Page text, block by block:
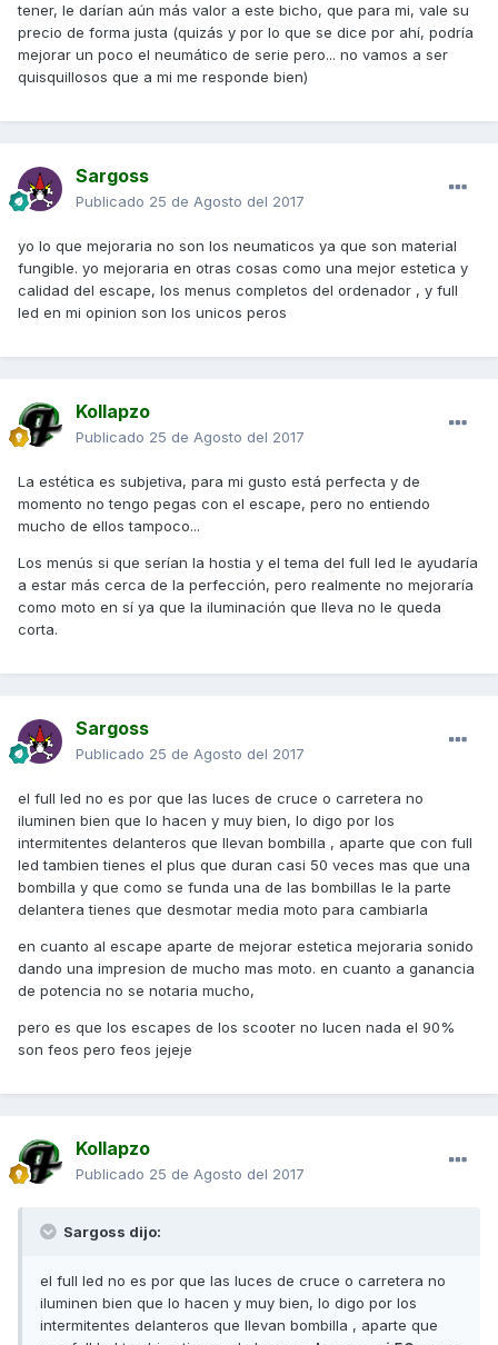
tener, le darían aún más valor a este bicho, que para mi, vale su
precio de forma justa (quizás y por lo que se dice por ahí, podría
mejorar un poco el neumático de serie pero... no vamos a ser
quisquillosos que a mi me responde bien)
Sargoss
Publicado 25 de Agosto del 2017
yo lo que mejoraria no son los neumaticos ya que son material
fungible. yo mejoraria en otras cosas como una mejor estetica y
calidad del escape, los menus completos del ordenador , y full
led en mi opinion son los unicos peros
Kollapzo
Publicado 25 de Agosto del 2017
La estética es subjetiva, para mi gusto está perfecta y de
momento no tengo pegas con el escape, pero no entiendo
mucho de ellos tampoco...
Los menús si que serían la hostia y el tema del full led le ayudaría
a estar más cerca de la perfección, pero realmente no mejoraría
como moto en sí ya que la iluminación que lleva no le queda
corta.
Sargoss
Publicado 25 de Agosto del 2017
el full led no es por que las luces de cruce o carretera no
iluminen bien que lo hacen y muy bien, lo digo por los
intermitentes delanteros que llevan bombilla , aparte que con full
led tambien tienes el plus que duran casi 50 veces mas que una
bombilla y que como se funda una de las bombillas le la parte
delantera tienes que desmotar media moto para cambiarla
en cuanto al escape aparte de mejorar estetica mejoraria sonido
dando una impresion de mucho mas moto. en cuanto a ganancia
de potencia no se notaria mucho,
pero es que los escapes de los scooter no lucen nada el 90%
son feos pero feos jejeje
Kollapzo
Publicado 25 de Agosto del 2017
Sargoss dijo:
el full led no es por que las luces de cruce o carretera no
iluminen bien que lo hacen y muy bien, lo digo por los
intermitentes delanteros que llevan bombilla , aparte que